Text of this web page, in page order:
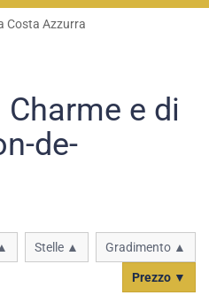
Costa Azzurra
e di
de-
Stelle ▲ Gradimento ▲
Prezzo ▼